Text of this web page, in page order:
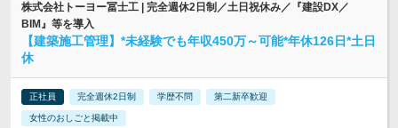
株式会社トーヨー冨士工 | 完全週休2日制／土日祝休み／『建設DX／
BIM』等を導入
【建築施工管理】*未経験でも年収450万～可能*年休126日*土日
休
正社員 完全週休2日制 学歴不問 第二新卒歓迎
女性のおしごと掲載中